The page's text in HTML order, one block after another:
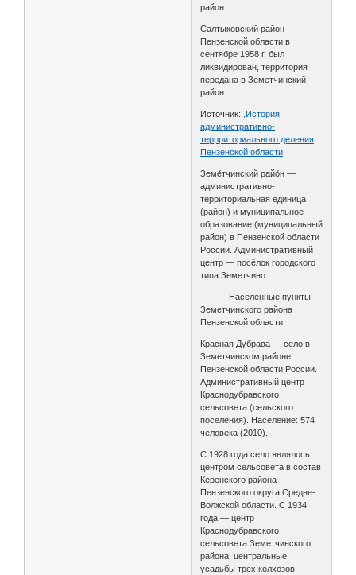
район.
Салтыковский район
Пензенской области в
сентябре 1958 г. был
ликвидирован, территория
передана в Земетчинский
район.
Источник:
,История
административно-
террриториального деления
Пензенской области
Земе́тчинский райо́н —
административно-
территориальная единица
(район) и муниципальное
образование (муниципальный
район) в Пензенской области
России. Административный
центр — посёлок городского
типа Земетчино.
Населенные пункты
Земетчинского района
Пензенской области.
Красная Дубрава — село в
Земетчинском районе
Пензенской области России.
Административный центр
Краснодубравского
сельсовета (сельского
поселения). Население: 574
человека (2010).
С 1928 года село являлось
центром сельсовета в состав
Керенского района
Пензенского округа Средне-
Волжской области. С 1934
года — центр
Краснодубравского
сельсовета Земетчинского
района, центральные
усадьбы трех колхозов: